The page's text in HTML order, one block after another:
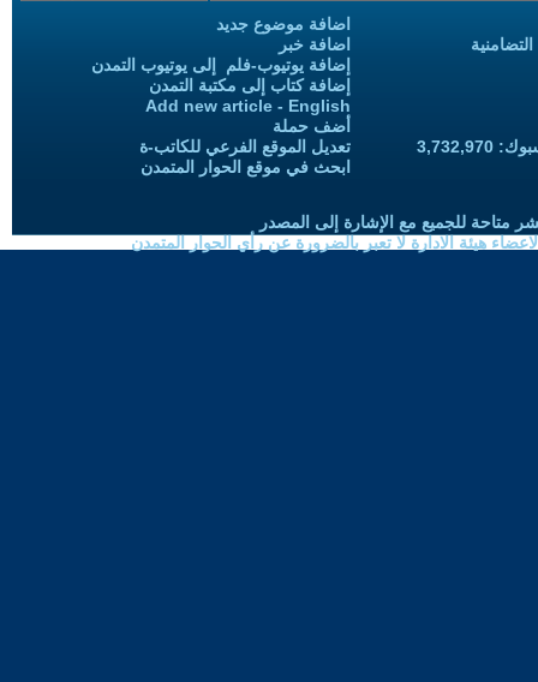
اضافة موضوع جديد
اضافة خبر
إضافة يوتيوب-فلم إلى يوتيوب التمدن
إضافة كتاب إلى مكتبة التمدن
Add new article - English
أضف حملة
تعديل الموقع الفرعي للكاتب-ة
ابحث في موقع الحوار المتمدن
متاحة للجميع مع الإشارة إلى المصدر
هيئة الادارة لا تعبر بالضرورة عن رأي الحوار المتمدن